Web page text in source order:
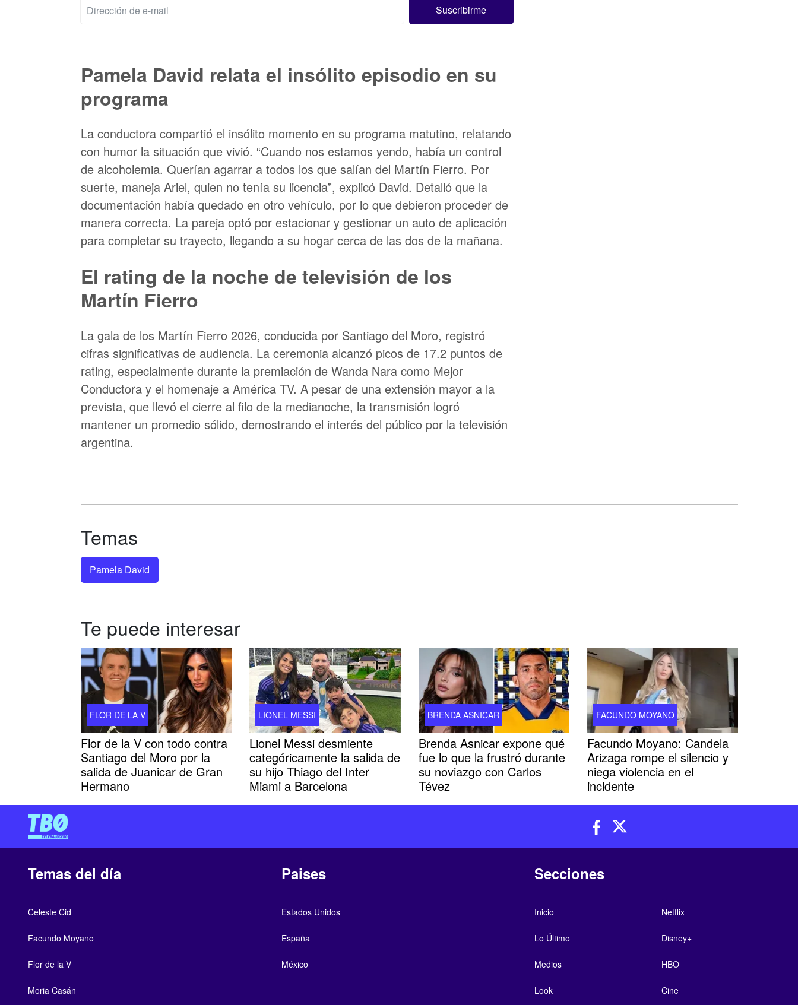
Pamela David relata el insólito episodio en su
programa
La conductora compartió el insólito momento en su programa matutino, relatando
con humor la situación que vivió. “Cuando nos estamos yendo, había un control
de alcoholemia. Querían agarrar a todos los que salían del Martín Fierro. Por
suerte, maneja Ariel, quien no tenía su licencia”, explicó David. Detalló que la
documentación había quedado en otro vehículo, por lo que debieron proceder de
manera correcta. La pareja optó por estacionar y gestionar un auto de aplicación
para completar su trayecto, llegando a su hogar cerca de las dos de la mañana.
El rating de la noche de televisión de los
Martín Fierro
La gala de los Martín Fierro 2026, conducida por Santiago del Moro, registró
cifras significativas de audiencia. La ceremonia alcanzó picos de 17.2 puntos de
rating, especialmente durante la premiación de Wanda Nara como Mejor
Conductora y el homenaje a América TV. A pesar de una extensión mayor a la
prevista, que llevó el cierre al filo de la medianoche, la transmisión logró
mantener un promedio sólido, demostrando el interés del público por la televisión
argentina.
Temas
Pamela David
Te puede interesar
FLOR DE LA V
Flor de la V con todo contra
Santiago del Moro por la
salida de Juanicar de Gran
Hermano
LIONEL MESSI
Lionel Messi desmiente
categóricamente la salida de
su hijo Thiago del Inter
Miami a Barcelona
BRENDA ASNICAR
Brenda Asnicar expone qué
fue lo que la frustró durante
su noviazgo con Carlos
Tévez
FACUNDO MOYANO
Facundo Moyano: Candela
Arizaga rompe el silencio y
niega violencia en el
incidente
Temas del día
Celeste Cid
Facundo Moyano
Flor de la V
Moria Casán
Paises
Estados Unidos
España
México
Secciones
Inicio
Lo Último
Medios
Look
Netflix
Disney+
HBO
Cine